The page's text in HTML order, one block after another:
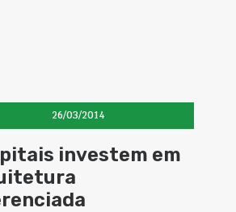
26/03/2014
investem em